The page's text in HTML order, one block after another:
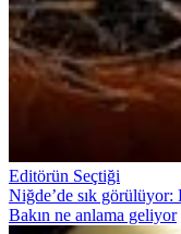
Editörün Seçtiği
Niğde’de sık
Bakın ne anlama geliyor